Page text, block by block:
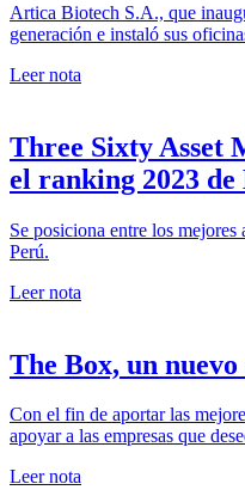
Artica Biotech S.A., que
generación e instaló sus
Leer nota
Three Sixty Asset
el ranking 2023 de
Se posiciona entre los mejores
Perú.
Leer nota
The Box, un
Con el fin de aportar las
apoyar a las empresas que
Leer nota